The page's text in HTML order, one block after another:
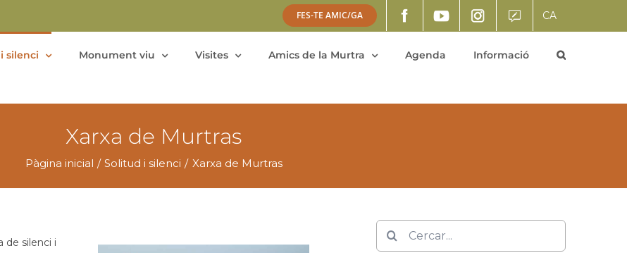
FES-TE AMIC/GA CA
silenci Monument viu Visites Amics de la Murtra Agenda Informació
Xarxa de Murtras
Pàgina inicial Solitud i silenci Xarxa de Murtras
de silenci i
Cerca